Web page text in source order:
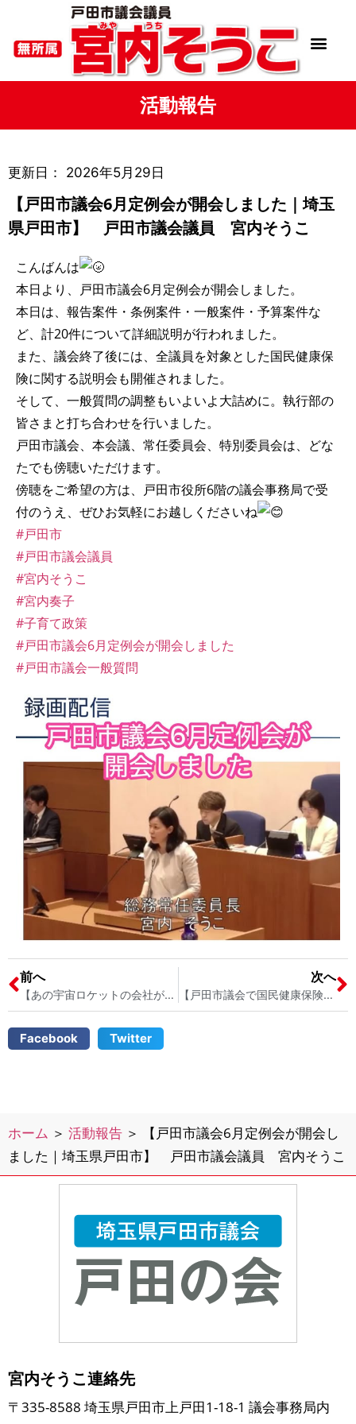
活動報告
更新日： 2026年5月29日
【戸田市議会6月定例会が開会しました｜埼玉
県戸田市】 戸田市議会議員 宮内そうこ
こんばんは
本日より、戸田市議会6月定例会が開会しました。
本日は、報告案件・条例案件・一般案件・予算案件な
ど、計20件について詳細説明が行われました。
また、議会終了後には、全議員を対象とした国民健康保
険に関する説明会も開催されました。
そして、一般質問の調整もいよいよ大詰めに。執行部の
皆さまと打ち合わせを行いました。
戸田市議会、本会議、常任委員会、特別委員会は、どな
たでも傍聴いただけます。
傍聴をご希望の方は、戸田市役所6階の議会事務局で受
付のうえ、ぜひお気軽にお越しくださいね
#戸田市
#戸田市議会議員
#宮内そうこ
#宮内奏子
#子育て政策
#戸田市議会6月定例会が開会しました
#戸田市議会一般質問
前へ
【あの宇宙ロケットの会社が、子育て支援も！株式会社シューゼット様を訪問しました｜〜戸田市の地元企業と子育て支援を考える〜】 戸田市議会議員 宮内そうこ
次へ
【戸田市議会で国民健康保険の説明会がありました｜私も国保加入者のひとりとして考えたこと】 戸田市議会議員 宮内そうこ
Facebook Twitter
ホーム ＞ 活動報告 ＞
【戸田市議会6月定例会が開会し
ました｜埼玉県戸田市】 戸田市議会議員 宮内そうこ
宮内そうこ連絡先
〒335-8588 埼玉県戸田市上戸田1-18-1 議会事務局内